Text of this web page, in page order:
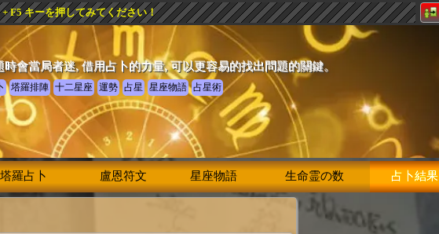
F5 キーを押してみてください！
會當局者迷, 借用占卜的力量, 可以更容易的找出問題的關鍵。
塔羅排陣 十二星座 運勢 占星 星座物語 占星術
塔羅占卜 盧恩符文 星座物語 生命霊の数 占卜結果